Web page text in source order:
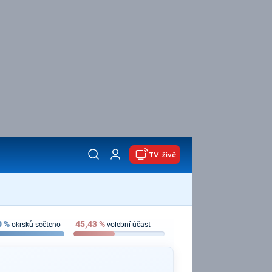
TV živě
% okrsků sečteno 45,43% volební účast